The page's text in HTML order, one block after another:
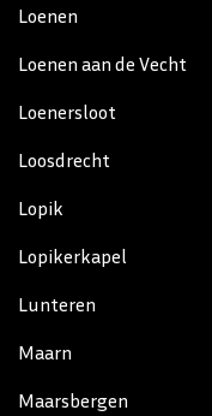
Loenen
Loenen aan de Vecht
Loenersloot
Loosdrecht
Lopik
Lopikerkapel
Lunteren
Maarn
Maarsbergen